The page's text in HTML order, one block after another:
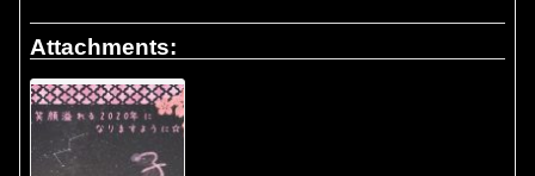
Attachments: